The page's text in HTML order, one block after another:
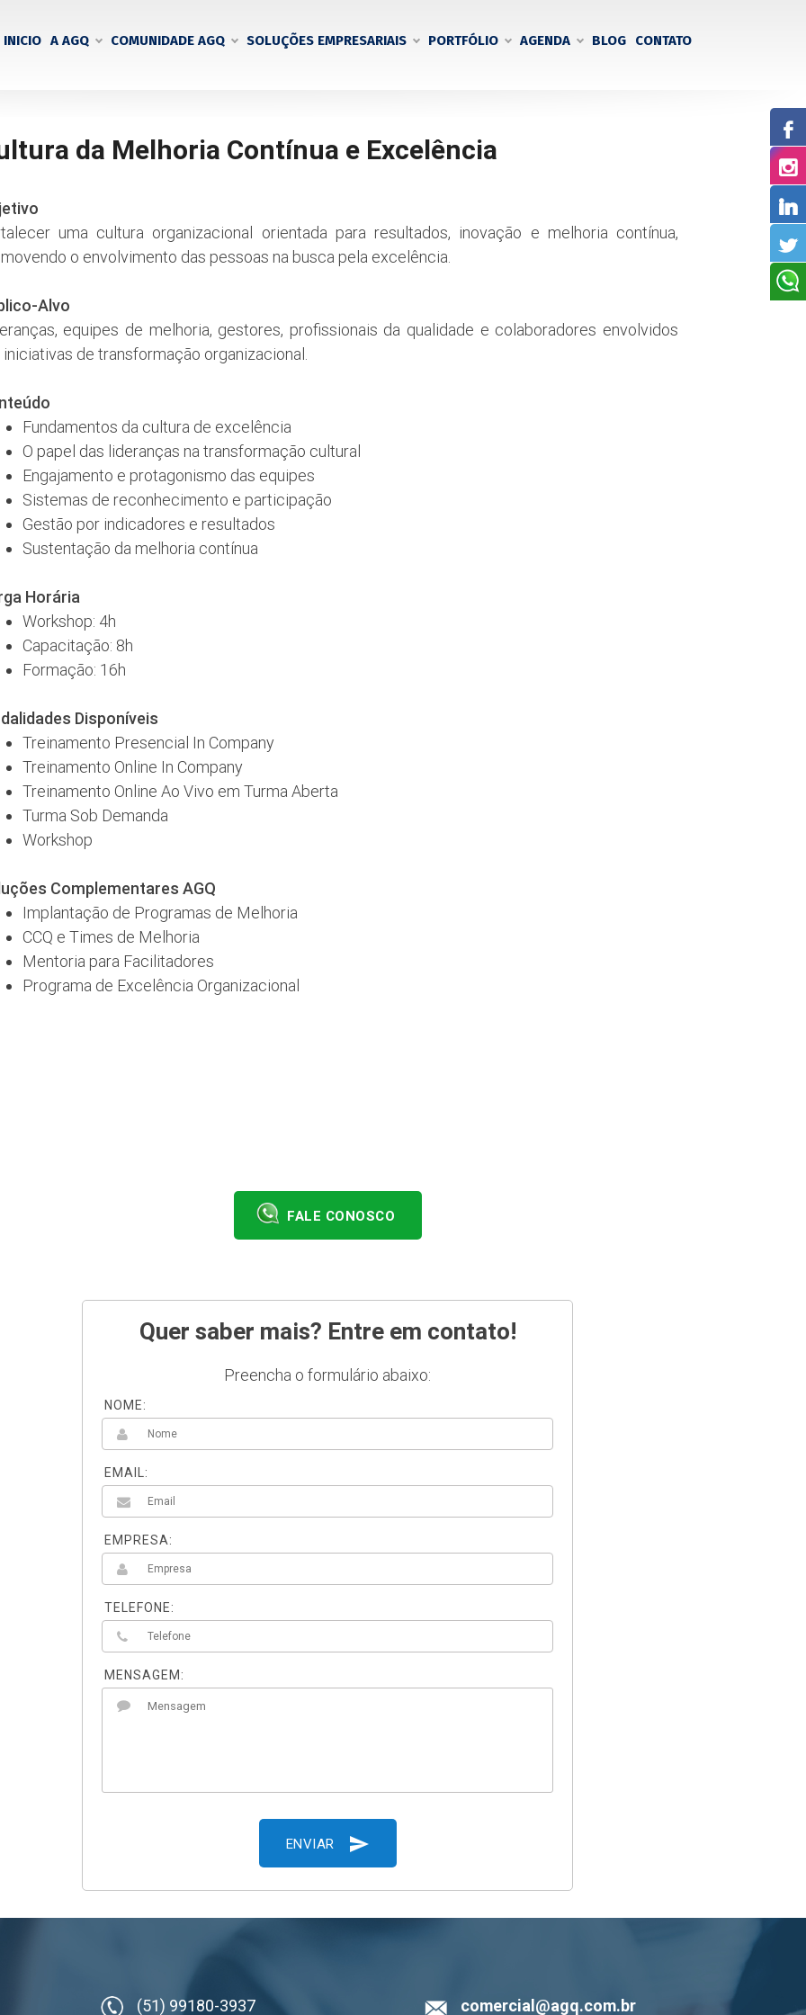
INICIO A AGQ COMUNIDADE AGQ SOLUÇÕES EMPRESARIAIS PORTFÓLIO AGENDA BLOG CONTATO
da Melhoria Contínua e Excelência
uma cultura organizacional orientada para resultados, inovação e melhoria contínua,
o envolvimento das pessoas na busca pela excelência.
Alvo
equipes de melhoria, gestores, profissionais da qualidade e colaboradores envolvidos
iniciativas de transformação organizacional.
Fundamentos da cultura de excelência
O papel das lideranças na transformação cultural
Engajamento e protagonismo das equipes
Sistemas de reconhecimento e participação
Gestão por indicadores e resultados
Sustentação da melhoria contínua
Horária
Workshop: 4h
Capacitação: 8h
Formação: 16h
Disponíveis
Treinamento Presencial In Company
Treinamento Online In Company
Treinamento Online Ao Vivo em Turma Aberta
Turma Sob Demanda
Workshop
Complementares AGQ
Implantação de Programas de Melhoria
CCQ e Times de Melhoria
Mentoria para Facilitadores
Programa de Excelência Organizacional
FALE CONOSCO
Quer saber mais? Entre em contato!
Preencha o formulário abaixo:
NOME:
EMAIL:
EMPRESA:
TELEFONE:
MENSAGEM:
ENVIAR send
(51) 99180-3937 comercial@agq.com.br